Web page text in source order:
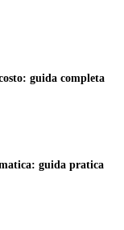
guida completa
guida pratica